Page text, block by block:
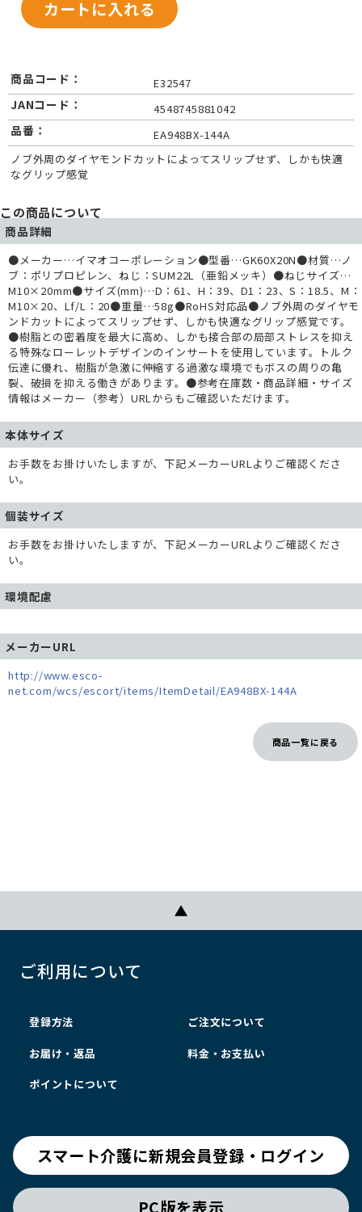
商品コード： E32547
JANコード： 4548745881042
品番：
EA948BX-144A
ノブ外周のダイヤモンドカットによってスリップせず、しかも快適
なグリップ感覚
この商品について
商品詳細
●メーカー…イマオコーポレーション●型番…GK60X20N●材質…ノ
ブ：ポリプロピレン、ねじ：SUM22L（亜鉛メッキ）●ねじサイズ…
M10×20mm●サイズ(mm)…D：61、H：39、D1：23、S：18.5、M：
M10×20、Lf/L：20●重量…58g●RoHS対応品●ノブ外周のダイヤモ
ンドカットによってスリップせず、しかも快適なグリップ感覚です。
●樹脂との密着度を最大に高め、しかも接合部の局部ストレスを抑え
る特殊なローレットデザインのインサートを使用しています。トルク
伝達に優れ、樹脂が急激に伸縮する過激な環境でもボスの周りの亀
裂、破損を抑える働きがあります。●参考在庫数・商品詳細・サイズ
情報はメーカー（参考）URLからもご確認いただけます。
本体サイズ
お手数をお掛けいたしますが、下記メーカーURLよりご確認くださ
い。
個装サイズ
お手数をお掛けいたしますが、下記メーカーURLよりご確認くださ
い。
環境配慮
メーカーURL
http://www.esco-
net.com/wcs/escort/items/ItemDetail/EA948BX-144A
商品一覧に戻る
ご利用について
登録方法 ご注文について
お届け・返品 料金・お支払い
ポイントについて
スマート介護に新規会員登録・ログイン
PC版を表示